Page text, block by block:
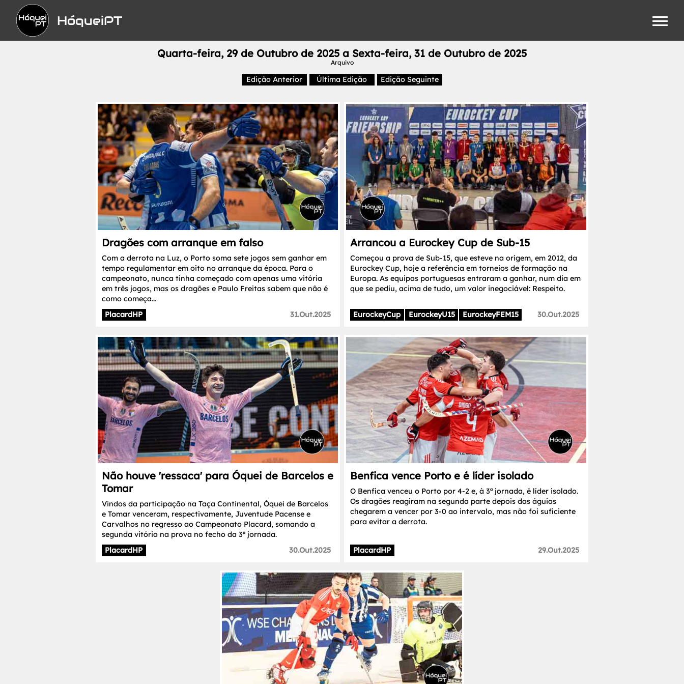
HóqueiPT
Quarta-feira, 29 de Outubro de 2025 a Sexta-feira, 31 de Outubro de 2025
Arquivo
Edição Anterior Última Edição Edição Seguinte
Dragões com arranque em falso
Com a derrota na Luz, o Porto soma sete jogos sem ganhar em
tempo regulamentar em oito no arranque da época. Para o
campeonato, nunca tinha começado com apenas uma vitória
em três jogos, mas os dragões e Paulo Freitas sabem que não é
como começa...
PlacardHP
31.Out.2025
Arrancou a Eurockey Cup de Sub-15
Começou a prova de Sub-15, que esteve na origem, em 2012, da
Eurockey Cup, hoje a referência em torneios de formação na
Europa. As equipas portuguesas entraram a ganhar, num dia em
que se pediu, acima de tudo, um valor inegociável: Respeito.
EurockeyCup EurockeyU15 EurockeyFEM15 30.Out.2025
Não houve 'ressaca' para Óquei de Barcelos e
Tomar
Vindos da participação na Taça Continental, Óquei de Barcelos
e Tomar venceram, respectivamente, Juventude Pacense e
Carvalhos no regresso ao Campeonato Placard, somando a
segunda vitória na prova no fecho da 3ª jornada.
PlacardHP
30.Out.2025
Benfica vence Porto e é líder isolado
O Benfica venceu o Porto por 4-2 e, à 3ª jornada, é líder isolado.
Os dragões reagiram na segunda parte depois das águias
chegarem a vencer por 3-0 ao intervalo, mas não foi suficiente
para evitar a derrota.
PlacardHP 29.Out.2025